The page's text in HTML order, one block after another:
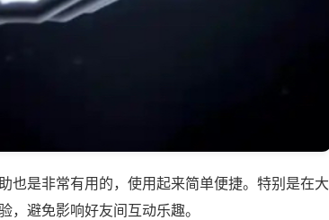
也是非常有用的，使用起来简单便捷。特别是在大
，避免影响好友间互动乐趣。